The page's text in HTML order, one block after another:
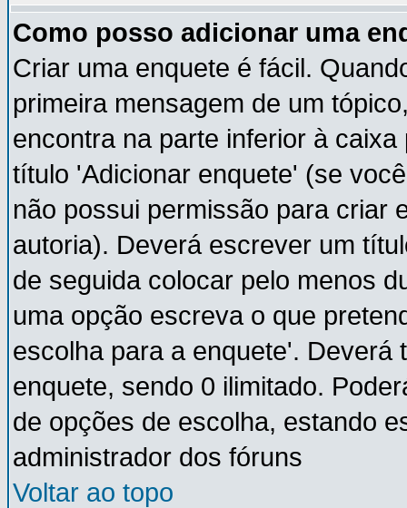
Como posso adicionar uma
Criar uma enquete é fácil.
primeira mensagem de um
encontra na parte inferior à
título 'Adicionar enquete' (se
não possui permissão para criar
autoria). Deverá escrever um
de seguida colocar pelo menos
uma opção escreva o que
escolha para a enquete'. Deverá
enquete, sendo 0 ilimitado.
de opções de escolha, estando
administrador dos fóruns
Voltar ao topo